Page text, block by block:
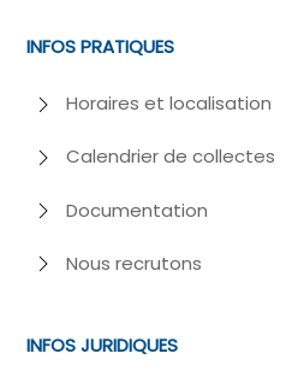
INFOS PRATIQUES
Horaires et localisation
Calendrier de collectes
Documentation
Nous recrutons
INFOS JURIDIQUES